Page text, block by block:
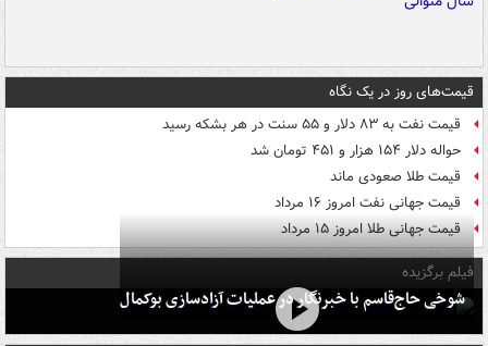
قیمت‌های روز در یک نگاه
قیمت نفت به ۸۳ دلار و ۵۵ سنت در هر بشکه رسید
حواله دلار ۱۵۴ هزار و ۴۵۱ تومان شد
قیمت طلا صعودی ماند
قیمت جهانی نفت امروز ۱۶ مرداد
قیمت جهانی طلا امروز ۱۵ مرداد
فیلم برگزیده
شوخی حاج‌قاسم با خبرنگار در عملیات آزادسازی بوکمال